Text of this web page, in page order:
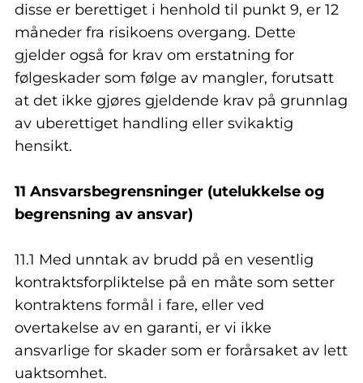
disse er berettiget i henhold til punkt 9, er 12
måneder fra risikoens overgang. Dette
gjelder også for krav om erstatning for
følgeskader som følge av mangler, forutsatt
at det ikke gjøres gjeldende krav på grunnlag
av uberettiget handling eller svikaktig
hensikt.
11 Ansvarsbegrensninger (utelukkelse og
begrensning av ansvar)
11.1 Med unntak av brudd på en vesentlig
kontraktsforpliktelse på en måte som setter
kontraktens formål i fare, eller ved
overtakelse av en garanti, er vi ikke
ansvarlige for skader som er forårsaket av lett
uaktsomhet.